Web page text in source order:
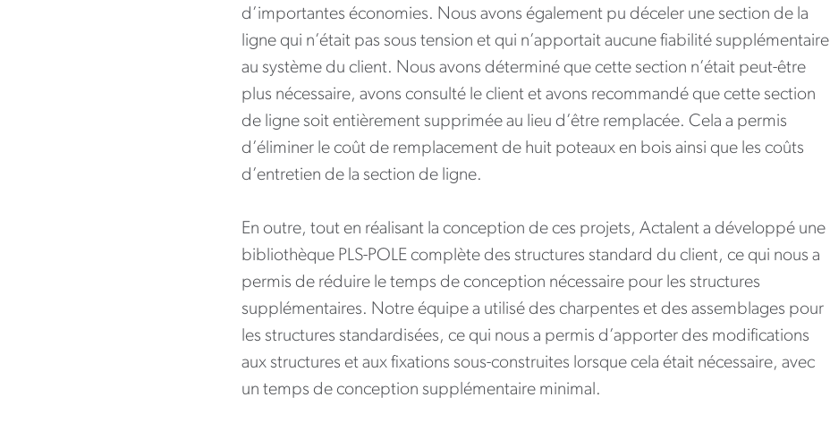
d’importantes économies. Nous avons également pu déceler une section de la
ligne qui n’était pas sous tension et qui n’apportait aucune fiabilité supplémentaire
au système du client. Nous avons déterminé que cette section n’était peut-être
plus nécessaire, avons consulté le client et avons recommandé que cette section
de ligne soit entièrement supprimée au lieu d’être remplacée. Cela a permis
d’éliminer le coût de remplacement de huit poteaux en bois ainsi que les coûts
d’entretien de la section de ligne.
En outre, tout en réalisant la conception de ces projets, Actalent a développé une
bibliothèque PLS-POLE complète des structures standard du client, ce qui nous a
permis de réduire le temps de conception nécessaire pour les structures
supplémentaires. Notre équipe a utilisé des charpentes et des assemblages pour
les structures standardisées, ce qui nous a permis d’apporter des modifications
aux structures et aux fixations sous-construites lorsque cela était nécessaire, avec
un temps de conception supplémentaire minimal.